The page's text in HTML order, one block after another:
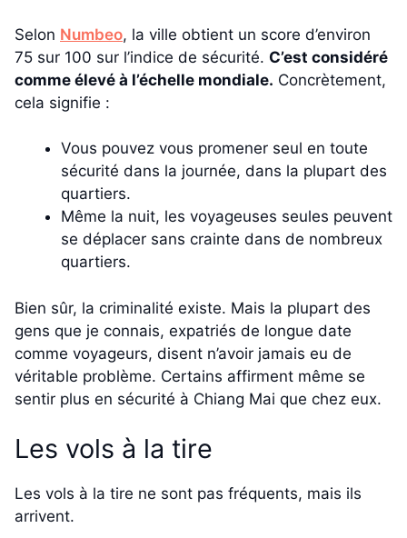
Selon Numbeo, la ville obtient un score d’environ
75 sur 100 sur l’indice de sécurité. C’est considéré
comme élevé à l’échelle mondiale. Concrètement,
cela signifie :
Vous pouvez vous promener seul en toute
sécurité dans la journée, dans la plupart des
quartiers.
Même la nuit, les voyageuses seules peuvent
se déplacer sans crainte dans de nombreux
quartiers.
Bien sûr, la criminalité existe. Mais la plupart des
gens que je connais, expatriés de longue date
comme voyageurs, disent n’avoir jamais eu de
véritable problème. Certains affirment même se
sentir plus en sécurité à Chiang Mai que chez eux.
Les vols à la tire
Les vols à la tire ne sont pas fréquents, mais ils
arrivent.